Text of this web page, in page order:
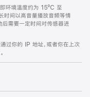
环境温度约为 15ºC 至
间以高音量播放音频等情
需要一定时间对传感器进
过你的 IP 地址，或者你在上次